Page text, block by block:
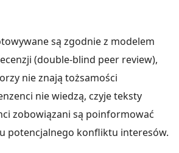
są zgodnie z modelem
(double-blind peer review),
nie znają tożsamości
nie wiedzą, czyje teksty
zobowiązani są poinformować
potencjalnego konfliktu interesów.